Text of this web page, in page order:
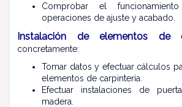
Comprobar el
operaciones de ajuste y acabado.
Instalación de elementos de
concretamente:
Tomar datos y efectuar cálculos
elementos de carpintería.
Efectuar instalaciones de
madera.